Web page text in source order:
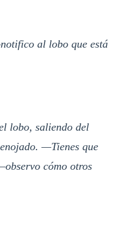
al lobo que está
lobo, saliendo del
—Tienes que
cómo otros